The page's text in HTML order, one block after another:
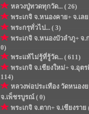
หลวงปู่ทวดทุกวัด... ( 26)
พระเกจิ จ.หนองคาย+ จ.เลย
พระกรุทั่วไป... ( 3)
พระเกจิ จ.หนองบัวลำภู+ จ.
0)
พระแท้ไม่รู้ที่รู้วัด... ( 611)
พระเกจิ จ.เชียงใหม่+ จ.อุต
114)
หลวงพ่อประเทือง วัดหนอง
จ.เพ็ชรบูรณ์ ( 0)
พระเกจิ จ.ตาก+ จ.เชียงราย